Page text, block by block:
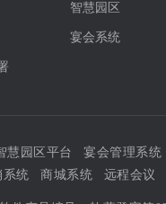
智慧园区
宴会系统
慧园区平台 宴会管理系统
系统 商城系统 远程会议